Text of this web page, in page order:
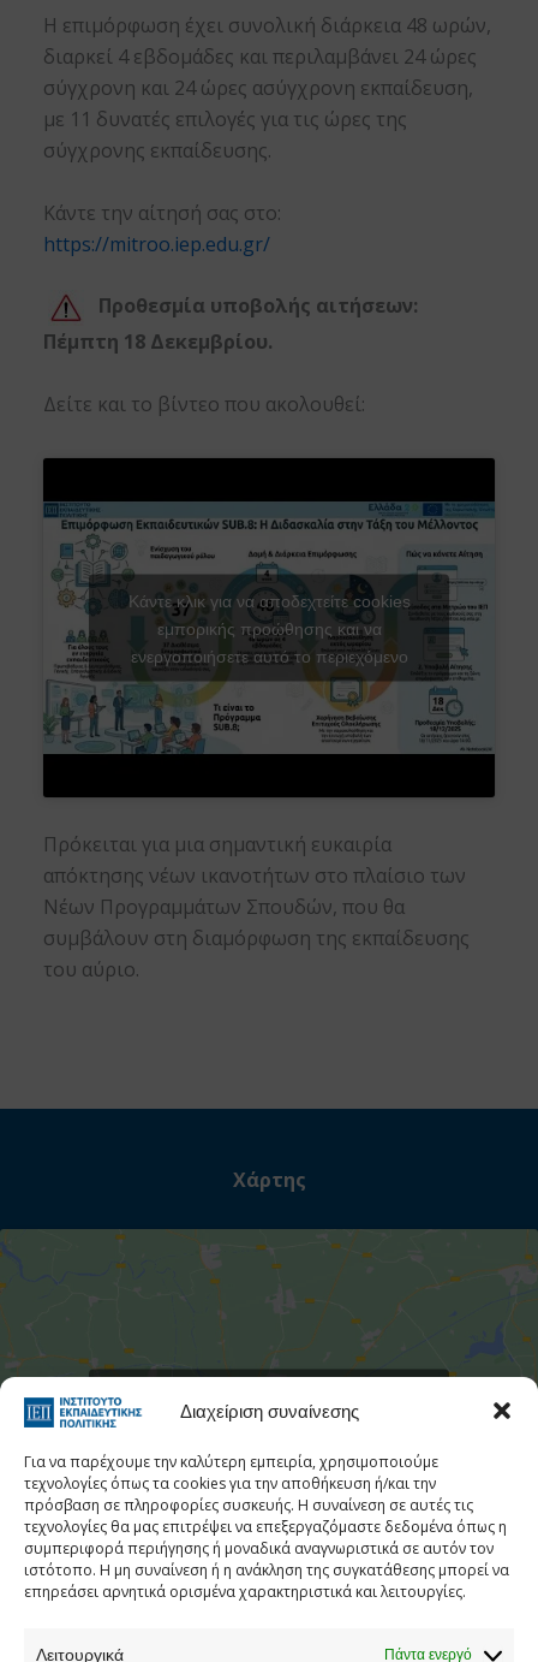
Διαχείριση συναίνεσης
Για να παρέχουμε την καλύτερη εμπειρία, χρησιμοποιούμε
τεχνολογίες όπως τα cookies για την αποθήκευση ή/και την
πρόσβαση σε πληροφορίες συσκευής. Η συναίνεση σε αυτές τις
τεχνολογίες θα μας επιτρέψει να επεξεργαζόμαστε δεδομένα όπως η
συμπεριφορά περιήγησης ή μοναδικά αναγνωριστικά σε αυτόν τον
ιστότοπο. Η μη συναίνεση ή η ανάκληση της συγκατάθεσης μπορεί να
επηρεάσει αρνητικά ορισμένα χαρακτηριστικά και λειτουργίες.
Λειτουργικά Πάντα ενεργό
Η επιμόρφωση έχει συνολική διάρκεια 48 ωρών,
διαρκεί 4 εβδομάδες και περιλαμβάνει 24 ώρες
σύγχρονη και 24 ώρες ασύγχρονη εκπαίδευση,
με 11 δυνατές επιλογές για τις ώρες της
σύγχρονης εκπαίδευσης.
Κάντε την αίτησή σας στο:
https://mitroo.iep.edu.gr/
Προθεσμία υποβολής αιτήσεων:
Πέμπτη 18 Δεκεμβρίου.
Δείτε και το βίντεο που ακολουθεί:
Κάντε κλικ για να αποδεχτείτε cookies
εμπορικής προώθησης και να
ενεργοποιήσετε αυτό το περιεχόμενο
Πρόκειται για μια σημαντική ευκαιρία
απόκτησης νέων ικανοτήτων στο πλαίσιο των
Νέων Προγραμμάτων Σπουδών, που θα
συμβάλουν στη διαμόρφωση της εκπαίδευσης
του αύριο.
Χάρτης
εμπορικής προώθησης και να
ενεργοποιήσετε αυτό το περιεχόμενο